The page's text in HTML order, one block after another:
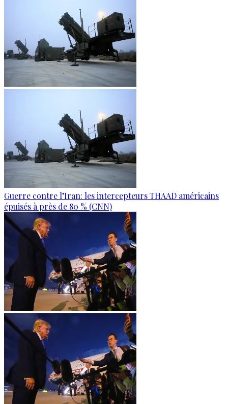
Guerre contre l’Iran: les intercepteurs THAAD américains
épuisés à près de 80 % (CNN)